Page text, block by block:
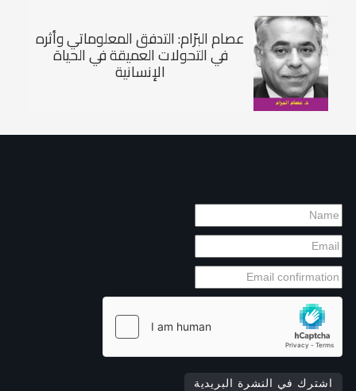
عصام البرّام: التدفق المعلوماتي وأثره
في التحولات العميقة في الحياة
الإنسانية
اشترك في النشرة البريدية